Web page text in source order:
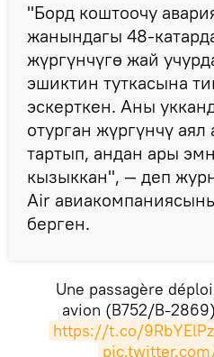
"Борд коштоочу
жанындагы 48-
жүргүнчүгө жай
эшиктин туткасына
эскерткен. Аны
отурган жүргүнчү
тартып, андан ары
кызыккан", — деп
Air
берген.
Une passagère
avion (B752/B-
https://t.co/